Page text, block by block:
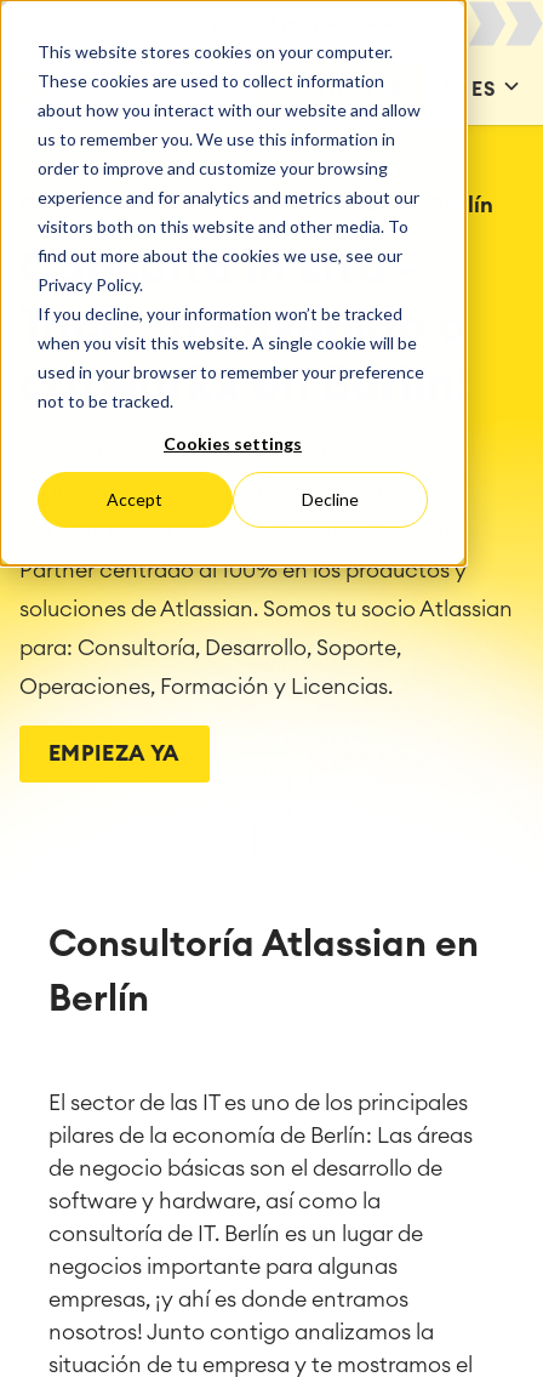
This website stores cookies on your computer.
These cookies are used to collect information
about how you interact with our website and allow
us to remember you. We use this information in
order to improve and customize your browsing
experience and for analytics and metrics about our
visitors both on this website and other media. To
find out more about the cookies we use, see our
Privacy Policy.
If you decline, your information won’t be tracked
when you visit this website. A single cookie will be
used in your browser to remember your preference
not to be tracked.
Cookies settings
Accept Decline
CONTACTAR ES
CATWORKX ALEMANIA catworkx en Berlín
Consulta in situ -
Tach, ¡bienvenido a
catworkx en Berlín!
¡Utiliza Jira y Confluence de Atlassian para
equipos de todos los tamaños y sectores!
catworkx es un Atlassian Platinum Solution
Partner centrado al 100% en los productos y
soluciones de Atlassian. Somos tu socio Atlassian
para: Consultoría, Desarrollo, Soporte,
Operaciones, Formación y Licencias.
EMPIEZA YA
Consultoría Atlassian en
Berlín
El sector de las IT es uno de los principales
pilares de la economía de Berlín: Las áreas
de negocio básicas son el desarrollo de
software y hardware, así como la
consultoría de IT. Berlín es un lugar de
negocios importante para algunas
empresas, ¡y ahí es donde entramos
nosotros! Junto contigo analizamos la
situación de tu empresa y te mostramos el